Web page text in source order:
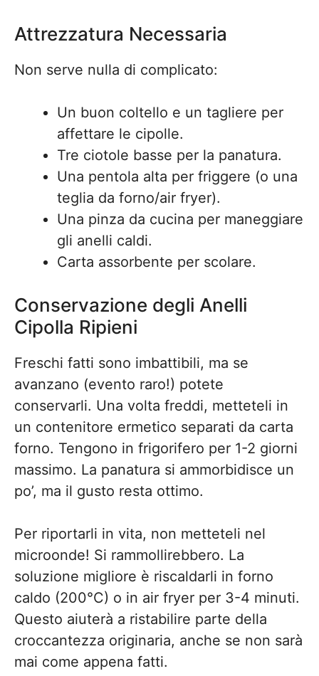
Attrezzatura Necessaria
Non serve nulla di complicato:
Un buon coltello e un tagliere per
affettare le cipolle.
Tre ciotole basse per la panatura.
Una pentola alta per friggere (o una
teglia da forno/air fryer).
Una pinza da cucina per maneggiare
gli anelli caldi.
Carta assorbente per scolare.
Conservazione degli Anelli
Cipolla Ripieni
Freschi fatti sono imbattibili, ma se
avanzano (evento raro!) potete
conservarli. Una volta freddi, metteteli in
un contenitore ermetico separati da carta
forno. Tengono in frigorifero per 1-2 giorni
massimo. La panatura si ammorbidisce un
po’, ma il gusto resta ottimo.
Per riportarli in vita, non metteteli nel
microonde! Si rammollirebbero. La
soluzione migliore è riscaldarli in forno
caldo (200°C) o in air fryer per 3-4 minuti.
Questo aiuterà a ristabilire parte della
croccantezza originaria, anche se non sarà
mai come appena fatti.